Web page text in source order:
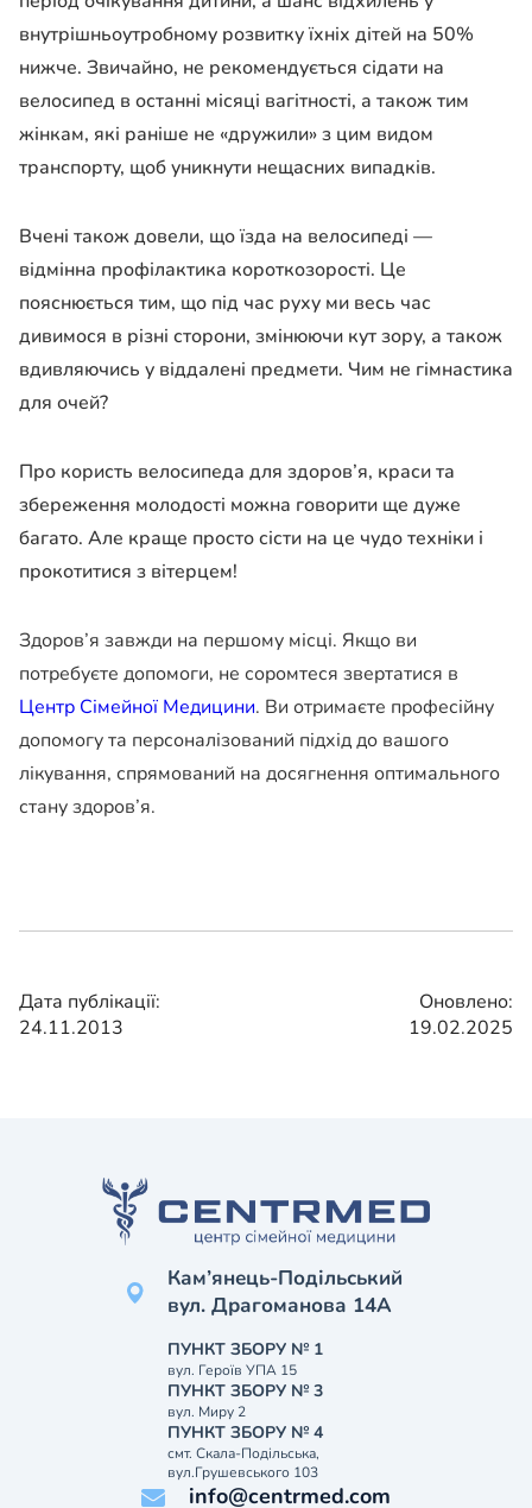
внутрішньоутробному розвитку їхніх дітей на 50%
нижче. Звичайно, не рекомендується сідати на
велосипед в останні місяці вагітності, а також тим
жінкам, які раніше не «дружили» з цим видом
транспорту, щоб уникнути нещасних випадків.
Вчені також довели, що їзда на велосипеді —
відмінна профілактика короткозорості. Це
пояснюється тим, що під час руху ми весь час
дивимося в різні сторони, змінюючи кут зору, а також
вдивляючись у віддалені предмети. Чим не гімнастика
для очей?
Про користь велосипеда для здоров’я, краси та
збереження молодості можна говорити ще дуже
багато. Але краще просто сісти на це чудо техніки і
прокотитися з вітерцем!
Здоров’я завжди на першому місці. Якщо ви
потребуєте допомоги, не соромтеся звертатися в
Центр Сімейної Медицини. Ви отримаєте професійну
допомогу та персоналізований підхід до вашого
лікування, спрямований на досягнення оптимального
стану здоров’я.
Дата публікації:
24.11.2013
Оновлено:
19.02.2025
Кам’янець-Подільський
вул. Драгоманова 14А
ПУНКТ ЗБОРУ № 1
вул. Героїв УПА 15
ПУНКТ ЗБОРУ № 3
вул. Миру 2
ПУНКТ ЗБОРУ № 4
смт. Скала-Подільська,
вул.Грушевського 103
info@centrmed.com